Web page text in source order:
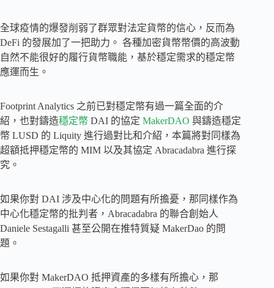
全球疫情的爆發削弱了群眾對法定貨幣的信心，反而為
DeFi 的發展加了一把助力。 各種加密貨幣幣價的高波動
自然不能很好的履行貨幣職能，基於穩定需求的穩定幣
應運而生。
Footprint Analytics 之前已對穩定幣有過一篇全面的介
紹，也對鑄造穩定幣 DAI 的協定 MakerDAO 與鑄造穩定
幣 LUSD 的 Liquity 進行過對比和介紹，本篇將對同樣為
超額抵押穩定幣的 MIM 以及其協定 Abracadabra 進行探
究。
如果你對 DAI 涉及中心化的問題有所擔憂，那同樣作為
中心化穩定幣的批判者，Abracadabra 的聯合創始人
Daniele Sestagalli 甚至公開在推特質疑 MakerDao 的問
題。
如果你對 MakerDAO 抵押資產的多樣有所擔心，那